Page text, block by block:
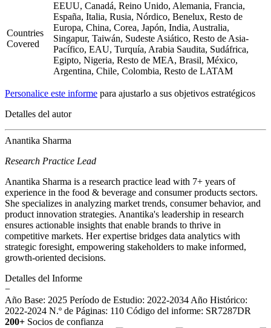
Countries
Covered
EEUU, Canadá, Reino Unido, Alemania, Francia,
España, Italia, Rusia, Nórdico, Benelux, Resto de
Europa, China, Corea, Japón, India, Australia,
Singapur, Taiwán, Sudeste Asiático, Resto de Asia-
Pacífico, EAU, Turquía, Arabia Saudita, Sudáfrica,
Egipto, Nigeria, Resto de MEA, Brasil, México,
Argentina, Chile, Colombia, Resto de LATAM
Personalice este informe para ajustarlo a sus objetivos estratégicos
Detalles del autor
Anantika Sharma
Research Practice Lead
Anantika Sharma is a research practice lead with 7+ years of
experience in the food & beverage and consumer products sectors.
She specializes in analyzing market trends, consumer behavior, and
product innovation strategies. Anantika's leadership in research
ensures actionable insights that enable brands to thrive in
competitive markets. Her expertise bridges data analytics with
strategic foresight, empowering stakeholders to make informed,
growth-oriented decisions.
Detalles del Informe
−
Año Base: 2025 Período de Estudio: 2022-2034 Año Histórico:
2022-2024 N.º de Páginas: 110 Código del informe: SR7287DR
200+ Socios de confianza